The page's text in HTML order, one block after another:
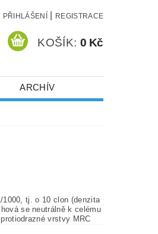
PŘIHLÁŠENÍ REGISTRACE
KOŠÍK: 0 Kč
ARCHÍV
tj. o 10 clon (denzita
se neutrálně k celému
vrstvy MRC